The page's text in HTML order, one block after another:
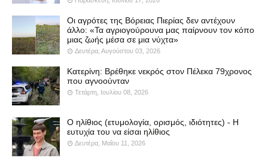
Οι αγρότες της Βόρειας Πιερίας δεν αντέχουν
άλλο: «Τα αγριογούρουνα μας παίρνουν τον κόπο
μιας ζωής μέσα σε μια νύχτα»
Δευτέρα, Αυγούστου 03, 2026
Κατερίνη: Βρέθηκε νεκρός στον Πέλεκα 79χρονος
που αγνοούνταν
Τετάρτη, Ιουλίου 08, 2026
Ο ηλίθιος (ετυμολογία, ορισμός, ιδιότητες) - Η
ευτυχία του να είσαι ηλίθιος
Δευτέρα, Μαΐου 11, 2026